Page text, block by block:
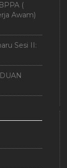
(
Awam)
Sesi II: